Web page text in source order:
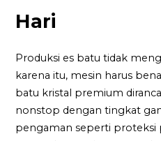
Hari
Produksi es batu tidak
karena itu, mesin harus
batu kristal premium
nonstop dengan tingkat
pengaman seperti proteksi